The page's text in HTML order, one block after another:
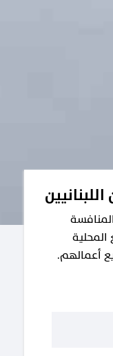
المحلية
أعمالهم.